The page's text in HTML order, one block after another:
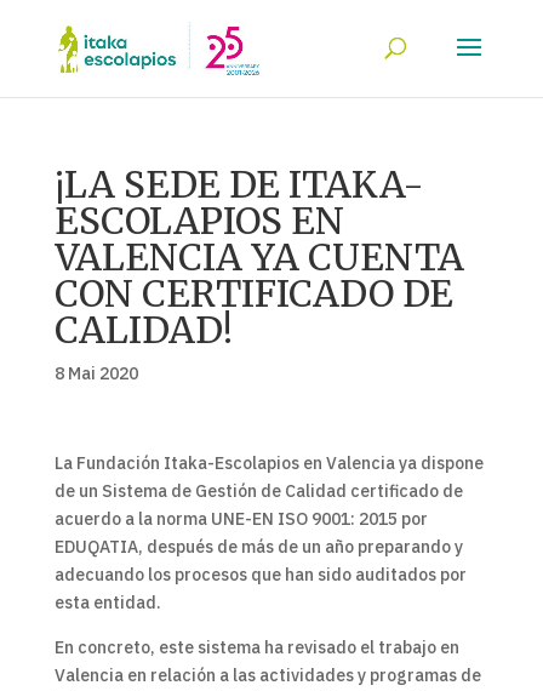
¡LA SEDE DE ITAKA-
ESCOLAPIOS EN
VALENCIA YA CUENTA
CON CERTIFICADO DE
CALIDAD!
8 Mai 2020
La Fundación Itaka-Escolapios en Valencia ya dispone
de un Sistema de Gestión de Calidad certificado de
acuerdo a la norma UNE-EN ISO 9001: 2015 por
EDUQATIA, después de más de un año preparando y
adecuando los procesos que han sido auditados por
esta entidad.
En concreto, este sistema ha revisado el trabajo en
Valencia en relación a las actividades y programas de